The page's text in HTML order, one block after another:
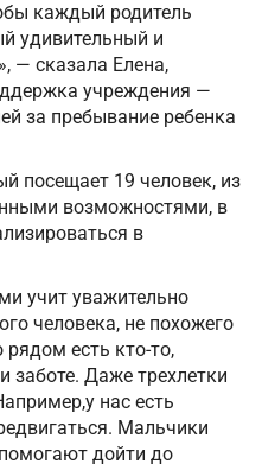
каждый родитель
удивительный и
— сказала Елена,
учреждения —
за пребывание ребенка
посещает 19 человек, из
возможностями, в
в
учит уважительно
человека, не похожего
есть кто-то,
Даже трехлетки
нас есть
Мальчики
дойти до